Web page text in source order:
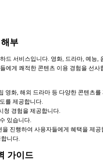
부
서비스입니다. 영화, 드라마, 예
게 쾌적한 콘텐츠 이용 경험을 선
영화, 해외 드라마 등 다양한 콘텐츠를
를 제공합니다.
청 경험을 제공합니다.
있습니다.
진행하여 사용자들에게 혜택을 제공
니다.
가이드